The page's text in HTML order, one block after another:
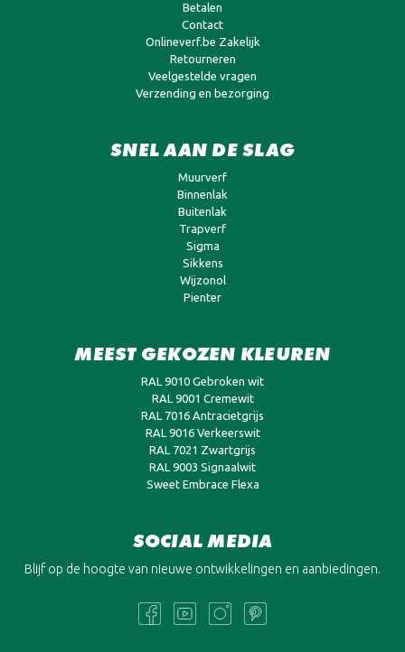
Betalen
Contact
Onlineverf.be Zakelijk
Retourneren
Veelgestelde vragen
Verzending en bezorging
SNEL AAN DE SLAG
Muurverf
Binnenlak
Buitenlak
Trapverf
Sigma
Sikkens
Wijzonol
Pienter
MEEST GEKOZEN KLEUREN
RAL 9010 Gebroken wit
RAL 9001 Cremewit
RAL 7016 Antracietgrijs
RAL 9016 Verkeerswit
RAL 7021 Zwartgrijs
RAL 9003 Signaalwit
Sweet Embrace Flexa
SOCIAL MEDIA
Blijf op de hoogte van nieuwe ontwikkelingen en aanbiedingen.